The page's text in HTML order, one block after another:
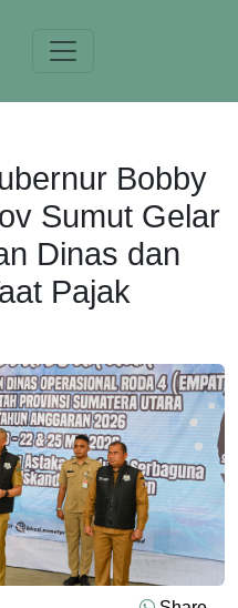
Bobby
Sumut Gelar
Dinas dan
Pajak